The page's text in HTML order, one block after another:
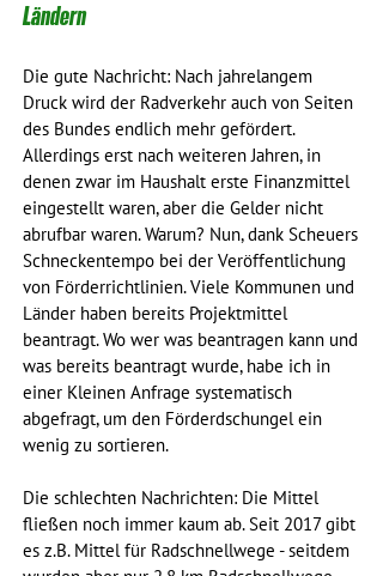
Ländern
Die gute Nachricht: Nach jahrelangem
Druck wird der Radverkehr auch von Seiten
des Bundes endlich mehr gefördert.
Allerdings erst nach weiteren Jahren, in
denen zwar im Haushalt erste Finanzmittel
eingestellt waren, aber die Gelder nicht
abrufbar waren. Warum? Nun, dank Scheuers
Schneckentempo bei der Veröffentlichung
von Förderrichtlinien. Viele Kommunen und
Länder haben bereits Projektmittel
beantragt. Wo wer was beantragen kann und
was bereits beantragt wurde, habe ich in
einer Kleinen Anfrage systematisch
abgefragt, um den Förderdschungel ein
wenig zu sortieren.
Die schlechten Nachrichten: Die Mittel
fließen noch immer kaum ab. Seit 2017 gibt
es z.B. Mittel für Radschnellwege - seitdem